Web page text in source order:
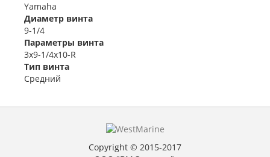
Yamaha
Диаметр винта
9-1/4
Параметры винта
3x9-1/4x10-R
Тип винта
Средний
Copyright © 2015-2017